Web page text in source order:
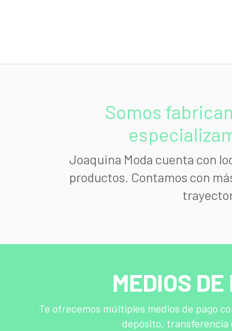
Somos
Joaquina Moda cuenta con
productos. Contamos con
MEDIOS DE
Te ofrecemos múltiples medios de pago
depósito, transferencia